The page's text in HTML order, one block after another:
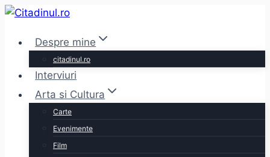
Skip
contentDespre mine
citadinul.ro
Interviuri
Arta si Cultura
Carte
Evenimente
Film